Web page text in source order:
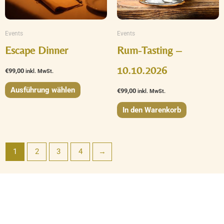
Events
Escape Dinner
€99,00 inkl. MwSt.
Ausführung wählen
Die
Optionen
Produktseite
gewählt
werden
Events
Rum-Tasting –
10.10.2026
€99,00 inkl. MwSt.
In den Warenkorb
1 2 3 4 →